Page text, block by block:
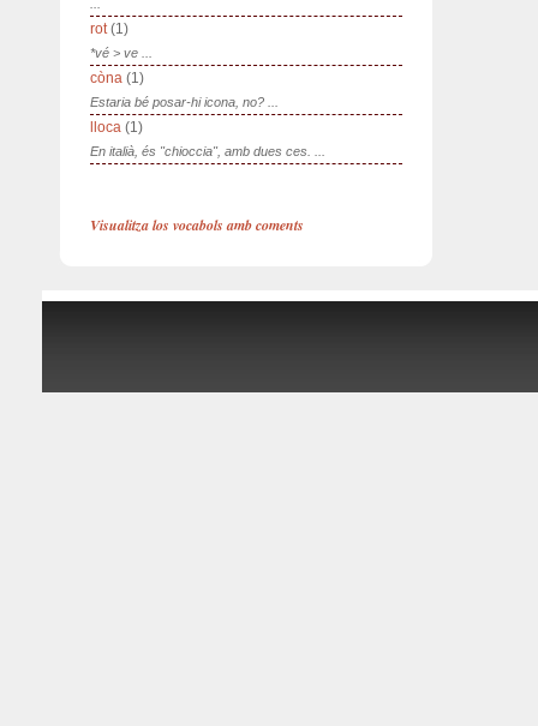
rot(1)
*vé > ve ...
còna (1)
Estaria bé posar-hi icona, no? ...
lloca (1)
En italià, és "chioccia", amb dues ces. ...
Visualitza los vocabols amb coments